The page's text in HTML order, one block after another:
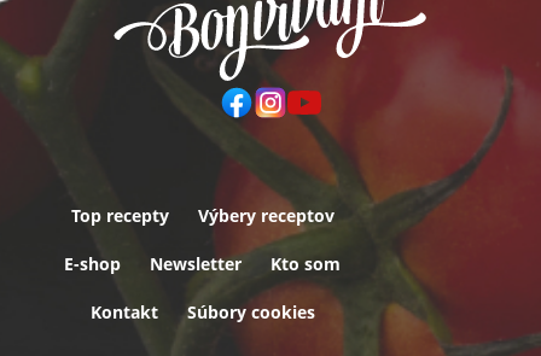
Top recepty Výbery receptov
E-shop Newsletter Kto som
Kontakt Súbory cookies